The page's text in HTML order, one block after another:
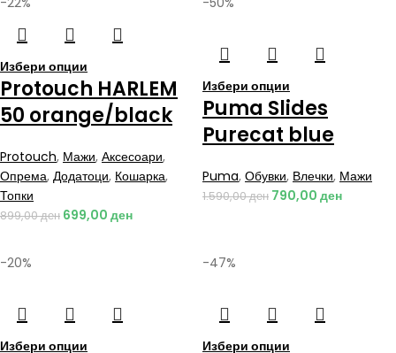
Избери опции
Protouch HARLEM
50 orange/black
Protouch, Мажи, Аксесоари,
Опрема, Додатоци, Кошарка,
Топки
899,00ден 699,00 ден
Избери опции
Puma Slides
Purecat blue
Puma, Обувки, Влечки, Мажи
1.590,00ден 790,00 ден
-20%
Избери опции
-47%
Избери опции